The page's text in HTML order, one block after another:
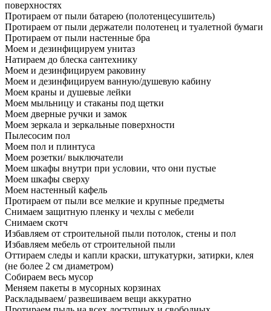
поверхностях
Протираем от пыли батарею (полотенцесушитель)
Протираем от пыли держатели полотенец и туалетной бумаги
Протираем от пыли настенные бра
Моем и дезинфицируем унитаз
Натираем до блеска сантехнику
Моем и дезинфицируем раковину
Моем и дезинфицируем ванную/душевую кабину
Моем краны и душевые лейки
Моем мыльницу и стаканы под щетки
Моем дверные ручки и замок
Моем зеркала и зеркальные поверхности
Пылесосим пол
Моем пол и плинтуса
Моем розетки/ выключатели
Моем шкафы внутри при условии, что они пустые
Моем шкафы сверху
Моем настенный кафель
Протираем от пыли все мелкие и крупные предметы
Снимаем защитную пленку и чехлы с мебели
Снимаем скотч
Избавляем от строительной пыли потолок, стены и пол
Избавляем мебель от строительной пыли
Оттираем следы и капли краски, штукатурки, затирки, клея
(не более 2 см диаметром)
Собираем весь мусор
Меняем пакеты в мусорных корзинах
Раскладываем/ развешиваем вещи аккуратно